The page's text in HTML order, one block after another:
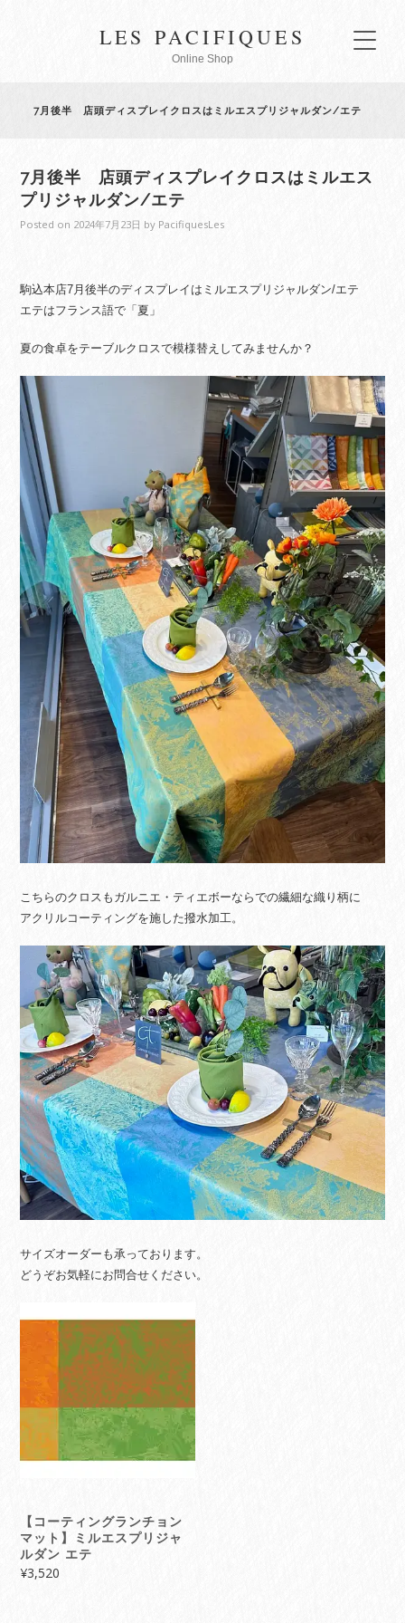
LES PACIFIQUES
Online Shop
7月後半 店頭ディスプレイクロスはミルエスプリジャルダン/エテ
7月後半 店頭ディスプレイクロスはミルエス
プリジャルダン/エテ
Posted on 2024年7月23日 by PacifiquesLes
駒込本店7月後半のディスプレイはミルエスプリジャルダン/エテ
エテはフランス語で「夏」
夏の食卓をテーブルクロスで模様替えしてみませんか？
こちらのクロスもガルニエ・ティエボーならでの繊細な織り柄に
アクリルコーティングを施した撥水加工。
サイズオーダーも承っております。
どうぞお気軽にお問合せください。
【コーティングランチョン
マット】ミルエスプリジャ
ルダン エテ
¥3,520